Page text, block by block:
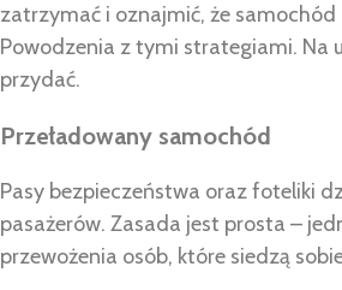
zatrzymać i oznajmić, że
Powodzenia z tymi strategiami. Na
przydać.
Przeładowany samochód
Pasy bezpieczeństwa oraz foteliki
pasażerów. Zasada jest prosta –
przewożenia osób, które siedzą